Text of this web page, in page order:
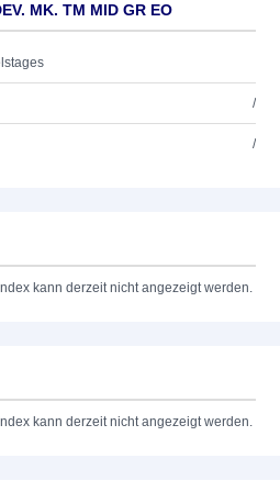
MK. TM MID GR EO
/
/
kann derzeit nicht angezeigt werden.
kann derzeit nicht angezeigt werden.